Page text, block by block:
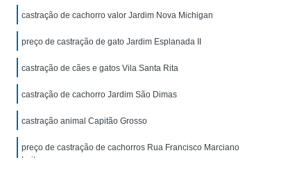
de Ultrassom Abdominal para Cachorro
para Cachorro Caçapava
Cachorro São José dos Campos
Exame de Ultrassom para Cachorro
Exame Bioquímico em Cães
Exames Laboratoriais para Animais
castração de cachorro valor Jardim Nova Michigan
preço de castração de gato Jardim Esplanada II
castração de cães e gatos Vila Santa Rita
castração de cachorro Jardim São Dimas
castração animal Capitão Grosso
preço de castração de cachorros Rua Francisco Marciano
Leite